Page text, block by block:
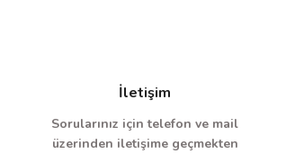
İletişim
Sorularınız için telefon ve mail
üzerinden iletişime geçmekten